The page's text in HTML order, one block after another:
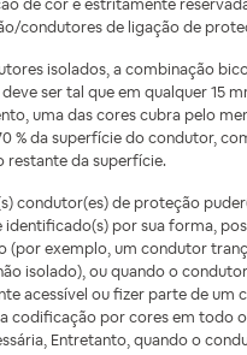
de cor é estritamente
condutores de ligação de
isolados, a combinação
deve ser tal que em qualquer 15
uma das cores cubra pelo
% da superfície do condutor,
restante da superfície.
condutor(es) de proteção
identificado(s) por sua forma,
(por exemplo, um condutor
isolado), ou quando o
acessível ou fizer parte de um
codificação por cores em todo
Entretanto, quando o